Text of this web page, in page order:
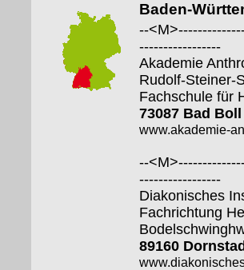
Baden-
--
-----------------
Akademie
Rudolf-Steiner-
Fachschule für
73087 Bad Boll
www.akademie-
--
-----------------
Diakonisches
Fachrichtung
89160